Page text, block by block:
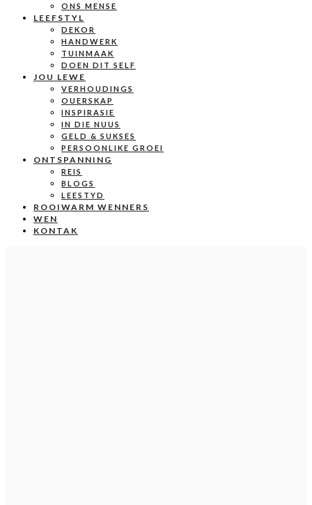
ONS MENSE
LEEFSTYL
DEKOR
HANDWERK
TUINMAAK
DOEN DIT SELF
JOU LEWE
VERHOUDINGS
OUERSKAP
INSPIRASIE
IN DIE NUUS
GELD & SUKSES
PERSOONLIKE GROEI
ONTSPANNING
REIS
BLOGS
LEESTYD
ROOIWARM WENNERS
WEN
KONTAK